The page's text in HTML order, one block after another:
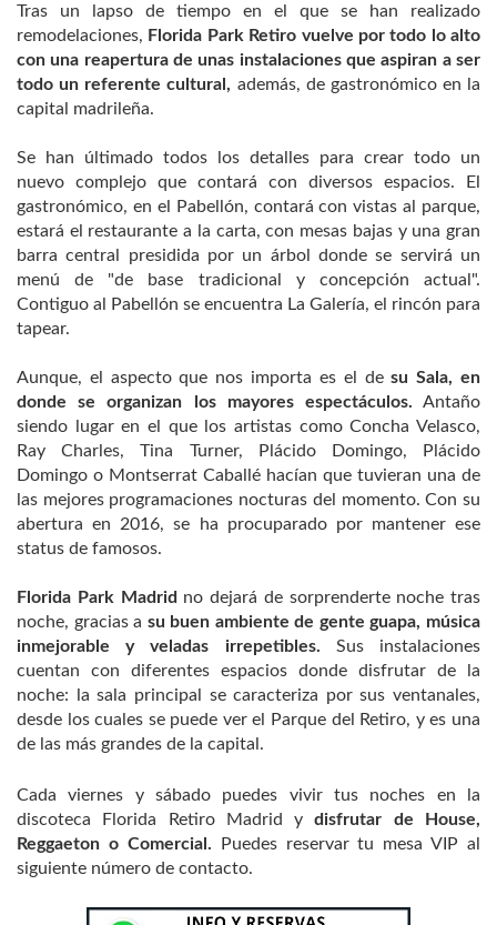
Tras un lapso de tiempo en el que se han realizado
remodelaciones, Florida Park Retiro vuelve por todo lo alto
con una reapertura de unas instalaciones que aspiran a ser
todo un referente cultural, además, de gastronómico en la
capital madrileña.
Se han últimado todos los detalles para crear todo un
nuevo complejo que contará con diversos espacios. El
gastronómico, en el Pabellón, contará con vistas al parque,
estará el restaurante a la carta, con mesas bajas y una gran
barra central presidida por un árbol donde se servirá un
menú de "de base tradicional y concepción actual".
Contiguo al Pabellón se encuentra La Galería, el rincón para
tapear.
Aunque, el aspecto que nos importa es el desu Sala, en
donde se organizan los mayores espectáculos. Antaño
siendo lugar en el que los artistas como Concha Velasco,
Ray Charles, Tina Turner, Plácido Domingo, Plácido
Domingo o Montserrat Caballé hacían que tuvieran una de
las mejores programaciones nocturas del momento. Con su
abertura en 2016, se ha procuparado por mantener ese
status de famosos.
Florida Park Madrid no dejará de sorprenderte noche tras
noche, gracias a su buen ambiente de gente guapa, música
inmejorable y veladas irrepetibles. Sus instalaciones
cuentan con diferentes espacios donde disfrutar de la
noche: la sala principal se caracteriza por sus ventanales,
desde los cuales se puede ver el Parque del Retiro, y es una
de las más grandes de la capital.
Cada viernes y sábado puedes vivir tus noches en la
discoteca Florida Retiro Madrid ydisfrutar de House,
Reggaeton o Comercial. Puedes reservar tu mesa VIP al
siguiente número de contacto.